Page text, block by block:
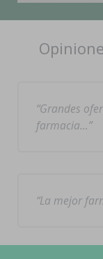
Grandes
farmacia…
La mejor